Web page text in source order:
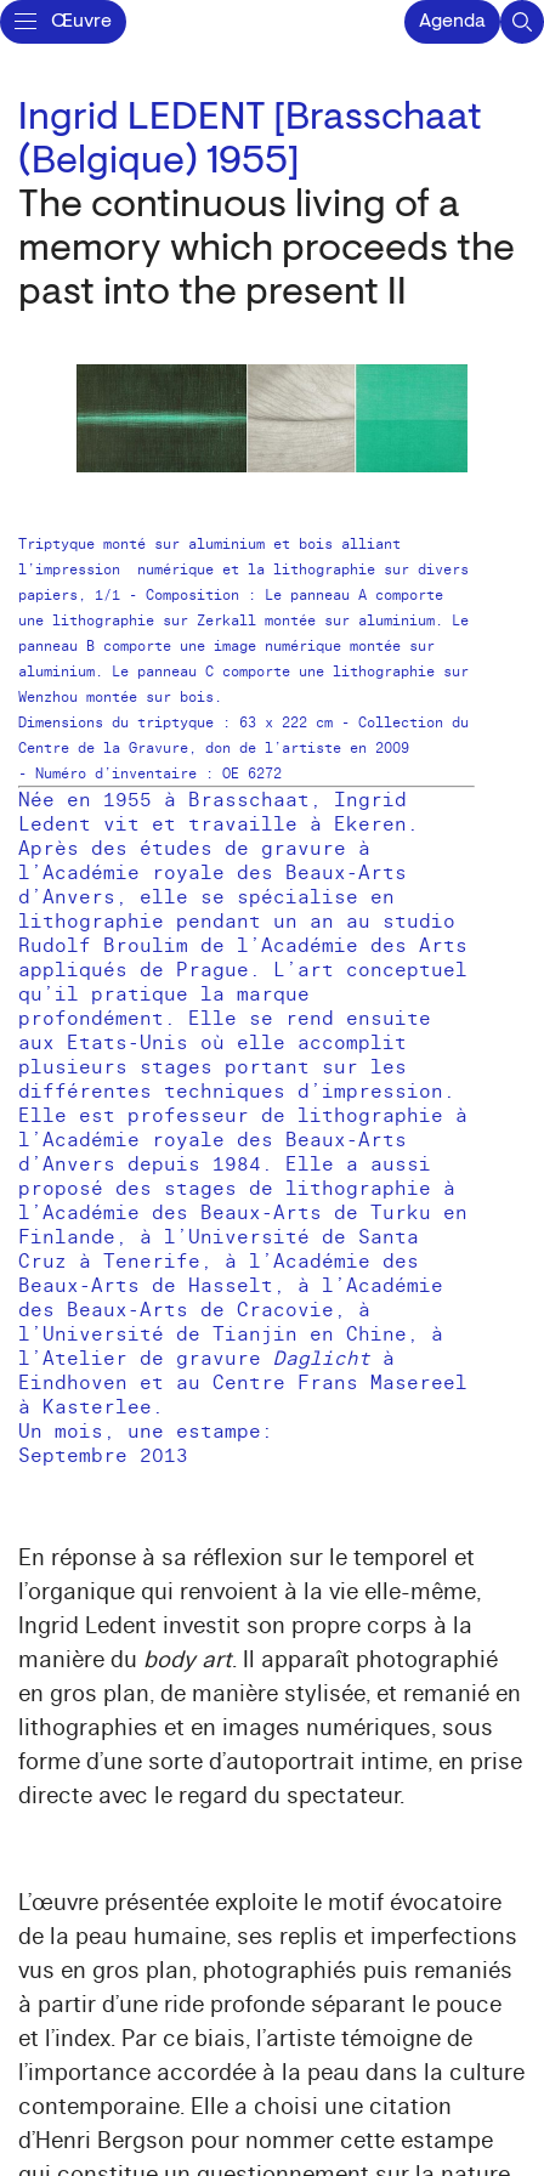
Œuvre Agenda
Ingrid LEDENT [Brasschaat
(Belgique) 1955]
The continuous living of a
memory which proceeds the
past into the present II
Triptyque monté sur aluminium et bois alliant
l’impression numérique et la lithographie sur divers
papiers, 1/1 - Composition : Le panneau A comporte
une lithographie sur Zerkall montée sur aluminium. Le
panneau B comporte une image numérique montée sur
aluminium. Le panneau C comporte une lithographie sur
Wenzhou montée sur bois.
Dimensions du triptyque : 63 x 222 cm - Collection du
Centre de la Gravure, don de l’artiste en 2009
- Numéro d’inventaire : OE 6272
Née en 1955 à Brasschaat, Ingrid
Ledent vit et travaille à Ekeren.
Après des études de gravure à
l’Académie royale des Beaux-Arts
d’Anvers, elle se spécialise en
lithographie pendant un an au studio
Rudolf Broulim de l’Académie des Arts
appliqués de Prague. L’art conceptuel
qu’il pratique la marque
profondément. Elle se rend ensuite
aux Etats-Unis où elle accomplit
plusieurs stages portant sur les
différentes techniques d’impression.
Elle est professeur de lithographie à
l’Académie royale des Beaux-Arts
d’Anvers depuis 1984. Elle a aussi
proposé des stages de lithographie à
l’Académie des Beaux-Arts de Turku en
Finlande, à l’Université de Santa
Cruz à Tenerife, à l’Académie des
Beaux-Arts de Hasselt, à l’Académie
des Beaux-Arts de Cracovie, à
l’Université de Tianjin en Chine, à
l’Atelier de gravure Daglicht à
Eindhoven et au Centre Frans Masereel
à Kasterlee.
Un mois, une estampe:
Septembre 2013
En réponse à sa réflexion sur le temporel et
l’organique qui renvoient à la vie elle-même,
Ingrid Ledent investit son propre corps à la
manière du body art. Il apparaît photographié
en gros plan, de manière stylisée, et remanié en
lithographies et en images numériques, sous
forme d’une sorte d’autoportrait intime, en prise
directe avec le regard du spectateur.
L’œuvre présentée exploite le motif évocatoire
de la peau humaine, ses replis et imperfections
vus en gros plan, photographiés puis remaniés
à partir d’une ride profonde séparant le pouce
et l’index. Par ce biais, l’artiste témoigne de
l’importance accordée à la peau dans la culture
contemporaine. Elle a choisi une citation
d’Henri Bergson pour nommer cette estampe